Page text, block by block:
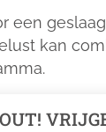
een
kan